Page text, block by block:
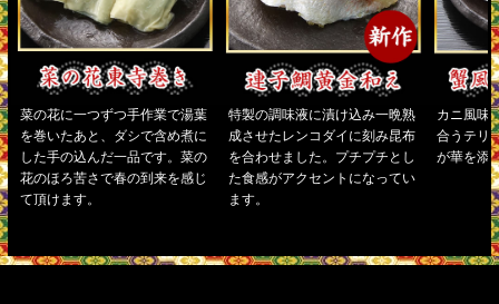
菜の花に一つずつ手作業で湯葉
を巻いたあと、ダシで含め煮に
した手の込んだ一品です。菜の
花のほろ苦さで春の到来を感じ
て頂けます。
特製の調味液に漬け込み一晩熟
成させたレンコダイに刻み昆布
を合わせました。プチプチとし
た食感がアクセントになってい
ます。
カニ風味
合うテリ
が華を添